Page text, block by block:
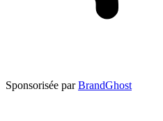
Sponsorisée par BrandGhost